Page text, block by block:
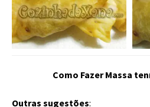
Como Fazer Massa
Outras sugestões: